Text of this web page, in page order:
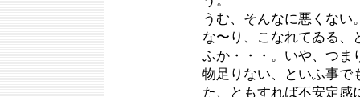
うむ、そんなに悪くな
な〜り、こなれてゐる、
ふか・・・。いや、つま
物足りない、といふ事で
た、ともすれば不安定感